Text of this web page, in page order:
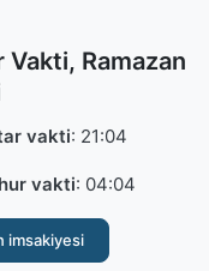
Vakti, Ramazan
vakti: 21:04
vakti: 04:04
imsakiyesi